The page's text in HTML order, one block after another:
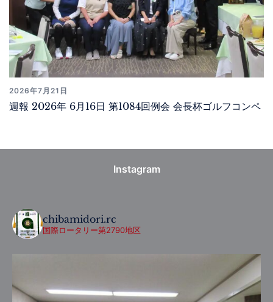
2026年7月21日
週報 2026年 6月16日 第1084回例会 会長杯ゴルフコンペ
Instagram
chibamidori.rc
国際ロータリー第2790地区